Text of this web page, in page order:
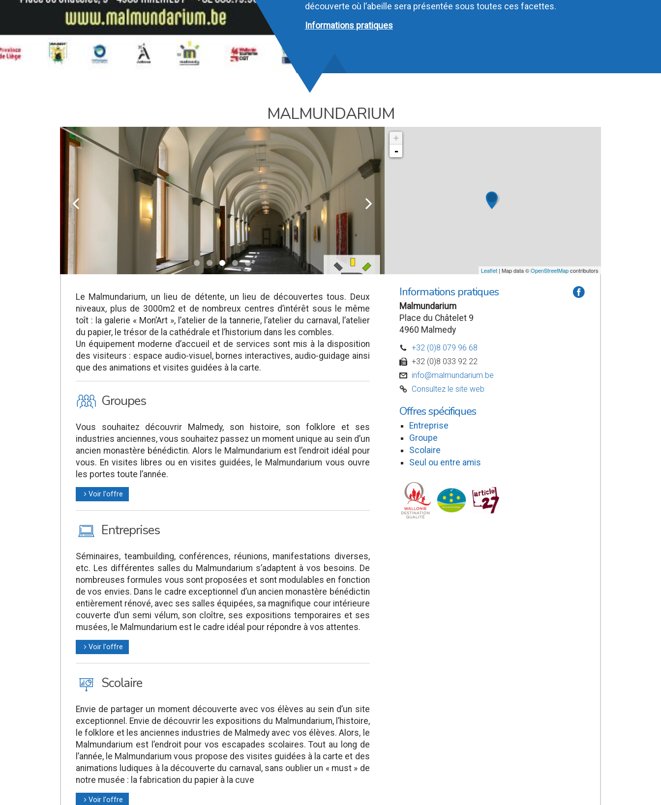
découverte où l’abeille sera présentée sous toutes ces facettes.
Informations pratiques
MALMUNDARIUM
k l
+
-
Leaflet | Map data ©OpenStreetMapcontributors
Le Malmundarium, un lieu de détente, un lieu de découvertes tous. Deux
niveaux, plus de 3000m2 et de nombreux centres d’intérêt sous le même
toît : la galerie « Mon’Art », l’atelier de la tannerie, l’atelier du carnaval, l’atelier
du papier, le trésor de la cathédrale et l’historium dans les combles.
Un équipement moderne d’accueil et de services sont mis à la disposition
des visiteurs : espace audio-visuel, bornes interactives, audio-guidage ainsi
que des animations et visites guidées à la carte.
O Groupes
Vous souhaitez découvrir Malmedy, son histoire, son folklore et ses
industries anciennes, vous souhaitez passez un moment unique au sein d’un
ancien monastère bénédictin. Alors le Malmundarium est l’endroit idéal pour
vous. En visites libres ou en visites guidées, le Malmundarium vous ouvre
les portes toute l’année.
l Voir l'offre
M Entreprises
Séminaires, teambuilding, conférences, réunions, manifestations diverses,
etc. Les différentes salles du Malmundarium s’adaptent à vos besoins. De
nombreuses formules vous sont proposées et sont modulables en fonction
de vos envies. Dans le cadre exceptionnel d’un ancien monastère bénédictin
entièrement rénové, avec ses salles équipées, sa magnifique cour intérieure
couverte d’un semi vélum, son cloître, ses expositions temporaires et ses
musées, le Malmundarium est le cadre idéal pour répondre à vos attentes.
l Voir l'offre
J Scolaire
Envie de partager un moment découverte avec vos élèves au sein d’un site
exceptionnel. Envie de découvrir les expositions du Malmundarium, l’histoire,
le folklore et les anciennes industries de Malmedy avec vos élèves. Alors, le
Malmundarium est l’endroit pour vos escapades scolaires. Tout au long de
l’année, le Malmundarium vous propose des visites guidées à la carte et des
animations ludiques à la découverte du carnaval, sans oublier un « must » de
notre musée : la fabrication du papier à la cuve
l Voir l'offre
Informations pratiques
Malmundarium
Place du Châtelet 9
4960 Malmedy
a
D +32 (0)8 079 96 68
w +32 (0)8 033 92 22
v info@malmundarium.be
C Consultez le site web
Offres spécifiques
Entreprise
Groupe
Scolaire
Seul ou entre amis